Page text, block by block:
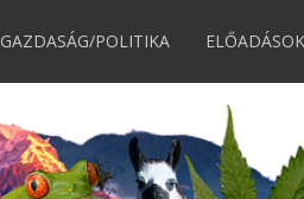
GAZDASÁG/POLITIKA ELŐADÁSOK